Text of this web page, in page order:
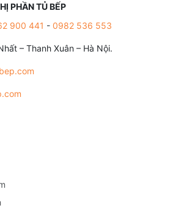
PHẦN TỦ BẾP
900 441 - 0982 536 553
– Thanh Xuân – Hà Nội.